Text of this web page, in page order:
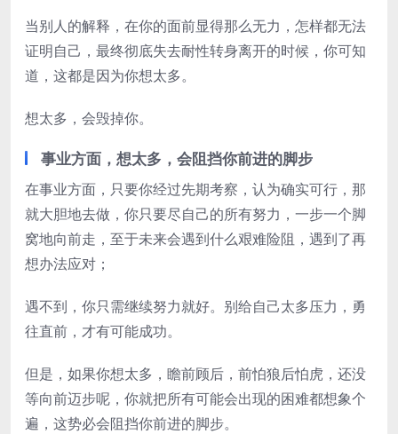
当别人的解释，在你的面前显得那么无力，怎样都无法
证明自己，最终彻底失去耐性转身离开的时候，你可知
道，这都是因为你想太多。
想太多，会毁掉你。
事业方面，想太多，会阻挡你前进的脚步
在事业方面，只要你经过先期考察，认为确实可行，那
就大胆地去做，你只要尽自己的所有努力，一步一个脚
窝地向前走，至于未来会遇到什么艰难险阻，遇到了再
想办法应对；
遇不到，你只需继续努力就好。别给自己太多压力，勇
往直前，才有可能成功。
但是，如果你想太多，瞻前顾后，前怕狼后怕虎，还没
等向前迈步呢，你就把所有可能会出现的困难都想象个
遍，这势必会阻挡你前进的脚步。